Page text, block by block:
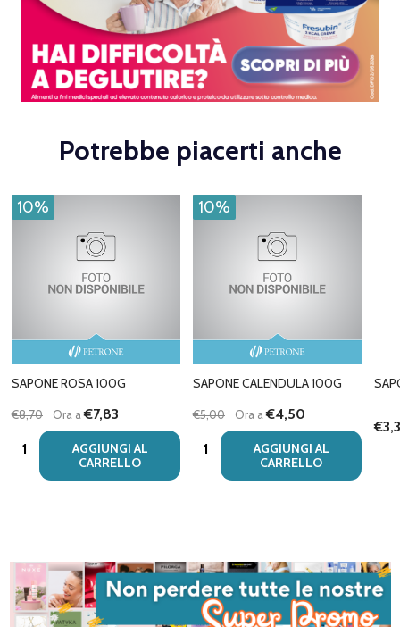
Potrebbe piacerti anche
10%
SAPONE ROSA 100G
€8,70 Ora a€7,83
Quantità:
AGGIUNGI AL
CARRELLO
10%
SAPONE CALENDULA 100G
€5,00 Ora a€4,50
Quantità:
AGGIUNGI AL
CARRELLO